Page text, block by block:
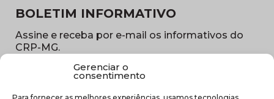
Gerenciar o
consentimento
BOLETIM INFORMATIVO
Assine e receba por e-mail os informativos do
CRP-MG.